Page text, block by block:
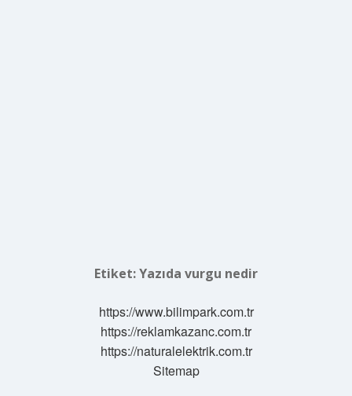
Etiket:Yazıda vurgu nedir
https://www.bilimpark.com.tr
https://reklamkazanc.com.tr
https://naturalelektrik.com.tr
Sitemap